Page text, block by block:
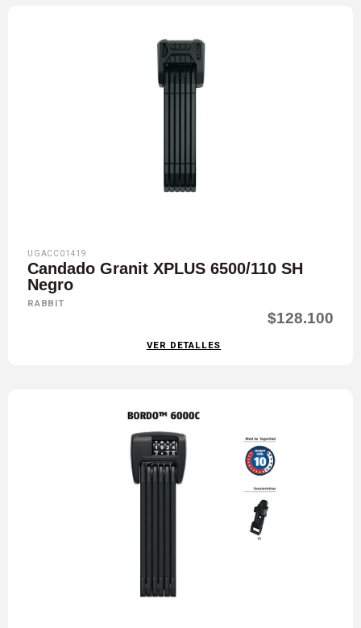
UGACC01419
Candado Granit XPLUS 6500/110 SH
Negro
RABBIT
$128.100
VER DETALLES